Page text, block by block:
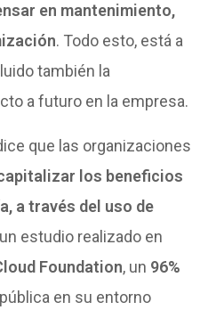
en mantenimiento,
. Todo esto, está a
también la
a futuro en la empresa.
que las organizaciones
los beneficios
a través del uso de
estudio realizado en
Foundation, un 96%
en su entorno